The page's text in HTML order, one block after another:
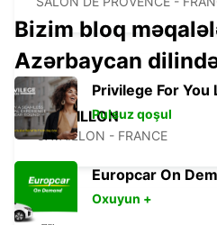
CAVAILLON
CAVAILLON - FRANCE
Bizim bloq
Azərbaycan
Privilege For You
Pulsuz qoşul
Europcar On
Oxuyun +